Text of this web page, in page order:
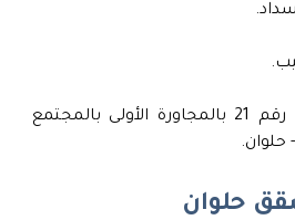
8- تقع الشقق بالبلوك رقم 21 بالمجاورة الأولى بالمجتمع
حلوان